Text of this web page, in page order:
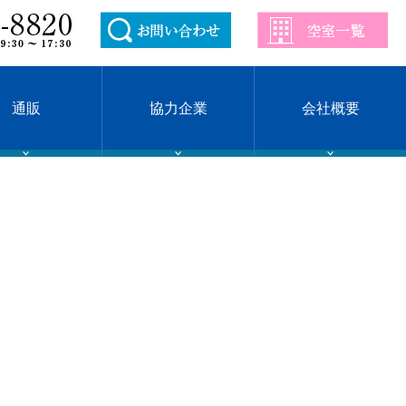
通販 協力企業 会社概要